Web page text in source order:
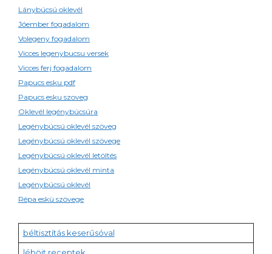
Lánybúcsú oklevél
Jóember fogadalom
Volegeny fogadalom
Vicces legenybucsu versek
Vicces ferj fogadalom
Papucs esku pdf
Papucs esku szoveg
Oklevél legénybúcsúra
Legénybúcsú oklevél szöveg
Legénybúcsú oklevél szövege
Legénybúcsú oklevél letöltés
Legénybúcsú oklevél minta
Legénybúcsú oklevél
Répa eskü szövege
béltisztítás keserűsóval